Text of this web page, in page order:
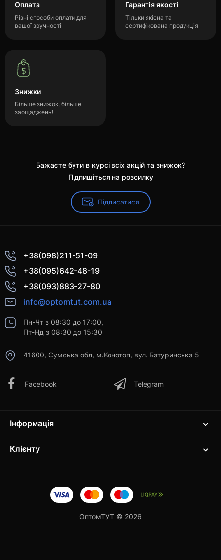
Оплата
Різні способи оплати для
вашої зручності
Гарантія якості
Тільки якісна та
сертифікована продукція
Знижки
Більше знижок, більше
заощаджень!
Бажаєте бути в курсі всіх акцій та знижок?
Підпишіться на розсилку
Підписатися
+38(098)211-51-09
+38(095)642-48-19
+38(093)883-27-80
info@optomtut.com.ua
Пн-Чт з 08:30 до 17:00,
Пт-Нд з 08:30 до 15:30
41600, Сумська обл, м.Конотоп, вул. Батуринська 5
Facebook Telegram
Інформація
Клієнту
ОптомТУТ © 2026